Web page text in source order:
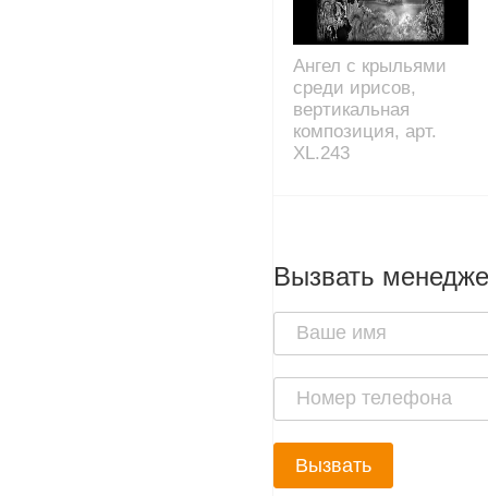
Ангел с крыльями
среди ирисов,
вертикальная
композиция, арт.
XL.243
Вызвать
Вызвать